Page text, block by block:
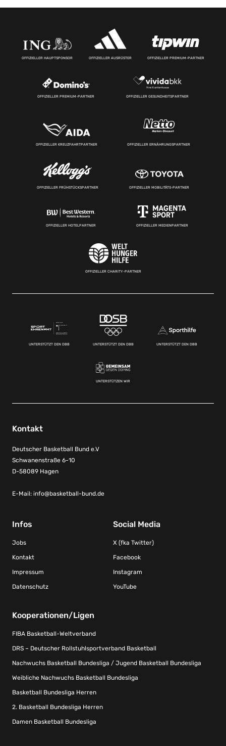
OFFIZIELLER HAUPTSPONSOR OFFIZIELLER AUSRÜSTER OFFIZIELLER PREMIUM-PARTNER
OFFIZIELLER PREMIUM-PARTNER OFFIZIELLER GESUNDHEITSPARTNER
OFFIZIELLER KREUZFAHRTPARTNER OFFIZIELLER ERNÄHRUNGSPARTNER
OFFIZIELLER FRÜHSTÜCKSPARTNER OFFIZIELLER MOBILITÄTS-PARTNER
OFFIZIELLER HOTELPARTNER OFFIZIELLER MEDIENPARTNER
OFFIZIELLER CHARITY-PARTNER
UNTERSTÜTZT DEN DBB UNTERSTÜTZT DEN DBB UNTERSTÜTZT DEN DBB
UNTERSTÜTZEN WIR
Kontakt
Deutscher Basketball Bund e.V
Schwanenstraße 6-10
D-58089 Hagen
E-Mail: info@basketball-bund.de
Infos
Jobs
Kontakt
Impressum
Datenschutz
Social Media
X (fka Twitter)
Facebook
Instagram
YouTube
Kooperationen/Ligen
FIBA Basketball-Weltverband
DRS – Deutscher Rollstuhlsportverband Basketball
Nachwuchs Basketball Bundesliga / Jugend Basketball Bundesliga
Weibliche Nachwuchs Basketball Bundesliga
Basketball Bundesliga Herren
2. Basketball Bundesliga Herren
Damen Basketball Bundesliga